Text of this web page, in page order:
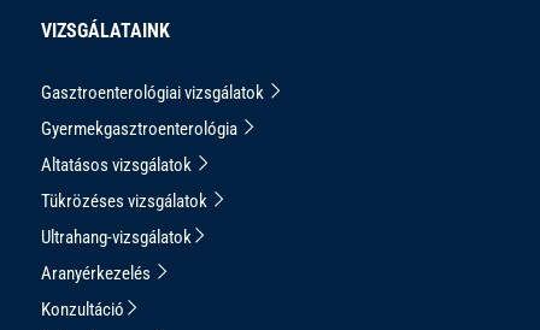
VIZSGÁLATAINK
Gasztroenterológiai vizsgálatok
Gyermekgasztroenterológia
Altatásos vizsgálatok
Tükrözéses vizsgálatok
Ultrahang-vizsgálatok
Aranyérkezelés
Konzultáció